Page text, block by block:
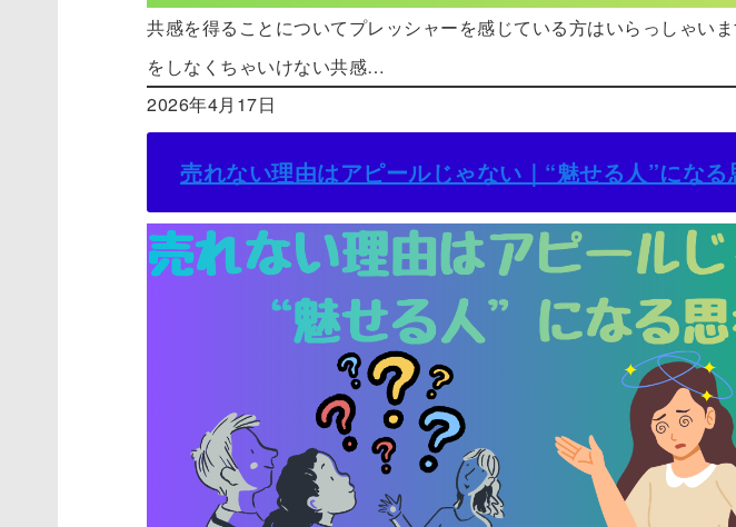
共感を得ることについてプレッシャーを感じている方はいらっしゃい
をしなくちゃいけない共感…
2026年4月17日
売れない理由はアピールじゃない｜“魅せる人”になる